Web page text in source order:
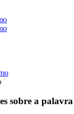
sobre a palavra